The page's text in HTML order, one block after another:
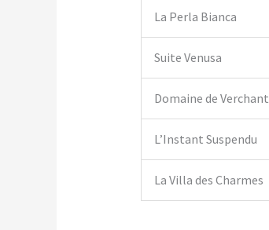
La Perla Bianca
Suite Venusa
Domaine de Verchant
L’Instant Suspendu
La Villa des Charmes